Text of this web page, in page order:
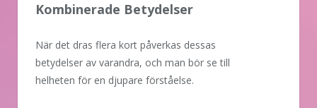
Kombinerade Betydelser
När det dras flera kort påverkas dessas
betydelser av varandra, och man bör se till
helheten för en djupare förståelse.